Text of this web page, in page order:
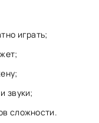
играть;
звуки;
сложности.